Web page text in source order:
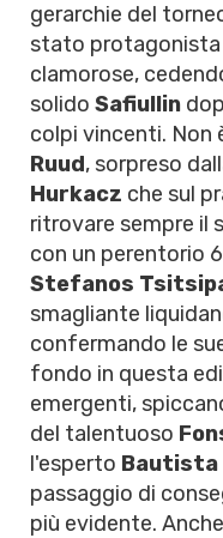
gerarchie del
stato protagonista
clamorose,
solido Safiullin
colpi vincenti. Non
Ruud, sorpreso
Hurkacz che sul
ritrovare sempre il
con un perentorio
Stefanos
smagliante
confermando le
fondo in questa
emergenti,
del talentuoso
l'esperto Bautista
passaggio di
più evidente. Anche